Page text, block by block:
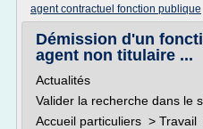
agent contractuel fonction publique
Démission d'un
agent non titulaire ...
Actualités
Valider la recherche dans le
Accueil particuliers > Travail